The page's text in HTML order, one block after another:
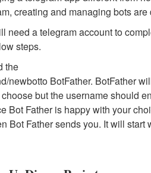
creating and managing bots
need a telegram account to
steps.
the
/newbotto BotFather. BotFather
but the username should
Bot Father is happy with your
Bot Father sends you. It will